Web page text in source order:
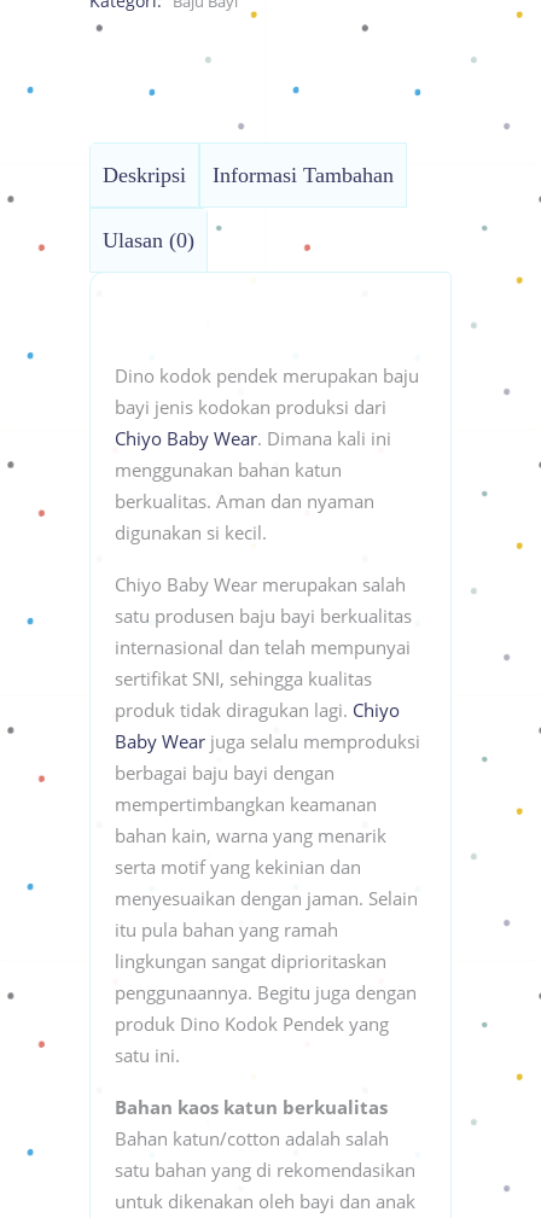
Deskripsi Informasi Tambahan
Ulasan (0)
Dino kodok pendek merupakan baju
bayi jenis kodokan produksi dari
Chiyo Baby Wear. Dimana kali ini
menggunakan bahan katun
berkualitas. Aman dan nyaman
digunakan si kecil.
Chiyo Baby Wear merupakan salah
satu produsen baju bayi berkualitas
internasional dan telah mempunyai
sertifikat SNI, sehingga kualitas
produk tidak diragukan lagi. Chiyo
Baby Wear juga selalu memproduksi
berbagai baju bayi dengan
mempertimbangkan keamanan
bahan kain, warna yang menarik
serta motif yang kekinian dan
menyesuaikan dengan jaman. Selain
itu pula bahan yang ramah
lingkungan sangat diprioritaskan
penggunaannya. Begitu juga dengan
produk Dino Kodok Pendek yang
satu ini.
Bahan kaos katun berkualitas
Bahan katun/cotton adalah salah
satu bahan yang di rekomendasikan
untuk dikenakan oleh bayi dan anak